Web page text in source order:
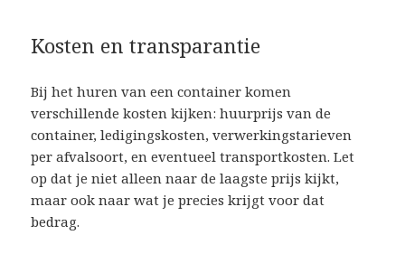
Kosten en transparantie
Bij het huren van een container komen
verschillende kosten kijken: huurprijs van de
container, ledigingskosten, verwerkingstarieven
per afvalsoort, en eventueel transportkosten. Let
op dat je niet alleen naar de laagste prijs kijkt,
maar ook naar wat je precies krijgt voor dat
bedrag.